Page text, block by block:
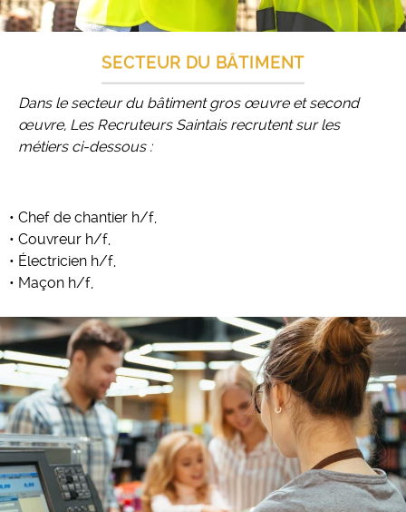
SECTEUR DU BÂTIMENT
Dans le secteur du bâtiment gros œuvre et second
œuvre, Les Recruteurs Saintais recrutent sur les
métiers ci-dessous :
• Chef de chantier h/f,
• Couvreur h/f,
• Électricien h/f,
• Maçon h/f,